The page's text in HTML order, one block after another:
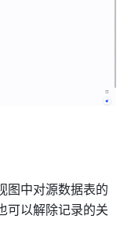
图中对源数据表的
可以解除记录的关